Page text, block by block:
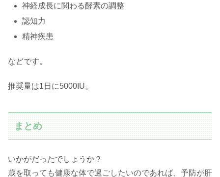
神経成長に関わる酵素の調整
認知力
精神疾患
などです。
推奨量は1日に5000IU。
まとめ
いかがだったでしょうか？
歳を取っても健康な体で過ごしたいのであれば、予防が肝